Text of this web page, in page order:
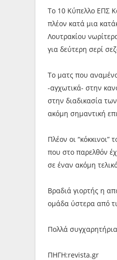
Το 10 Κύπελλο ΕΠΣ
πλέον κατά μια
Λουτρακίου
για δεύτερη σερί
Το ματς που
-αγχωτικά- στην
στην διαδικασία
ακόμη σημαντική
Πλέον οι
που στο παρελθόν
σε έναν ακόμη
Βραδιά γιορτής η
ομάδα ύστερα από
Πολλά
ΠΗΓΗ:revista.gr